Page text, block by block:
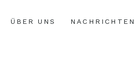
ÜBER UNS NACHRICHTEN